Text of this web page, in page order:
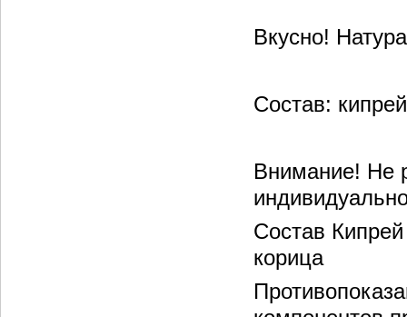
Вкусно!
Состав:
Внимание! Не
Состав
корица